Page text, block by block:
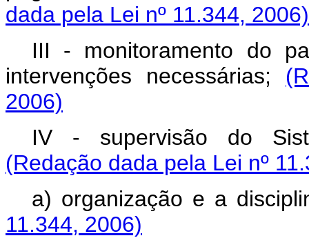
dada pela Lei nº 11.344, 2006)
III - monitoramento do
intervenções necessárias;
2006)
IV - supervisão do
(Redação dada pela Lei nº
a) organização e a
11.344, 2006)